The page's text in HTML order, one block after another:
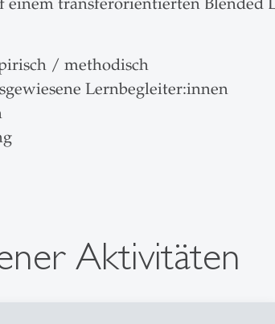
/ methodisch
Lernbegleiter:innen
Aktivitäten
unterschiedliche Lern- und